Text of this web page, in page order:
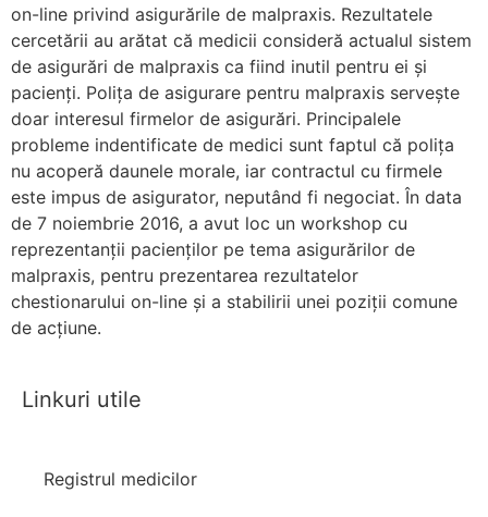
on-line privind asigurările de malpraxis. Rezultatele
cercetării au arătat că medicii consideră actualul sistem
de asigurări de malpraxis ca fiind inutil pentru ei și
pacienți. Polița de asigurare pentru malpraxis servește
doar interesul firmelor de asigurări. Principalele
probleme indentificate de medici sunt faptul că polița
nu acoperă daunele morale, iar contractul cu firmele
este impus de asigurator, neputând fi negociat. În data
de 7 noiembrie 2016, a avut loc un workshop cu
reprezentanții pacienților pe tema asigurărilor de
malpraxis, pentru prezentarea rezultatelor
chestionarului on-line și a stabilirii unei poziții comune
de acțiune.
Linkuri utile
Registrul medicilor